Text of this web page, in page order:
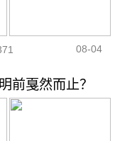
08-04
前戛然而止？